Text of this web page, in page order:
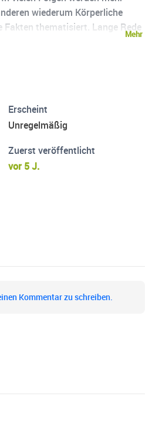
wiederum Körperliche
Fakten thematisiert. Lange Rede
Mehr
Erscheint
Unregelmäßig
Zuerst veröffentlicht
vor 5 J.
Kommentar zu schreiben.